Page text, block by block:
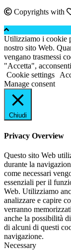
Copyrights with
Utilizziamo i cookie
nostro sito Web.
vengano trasmessi
"Accetta",
Cookie settings
Manage consent
Chiudi
Privacy Overview
Questo sito Web
durante la
come necessari
essenziali per il
Web. Utilizziamo
analizzare e capire
verranno
anche la possibilità
di alcuni di questi
navigazione.
Necessary